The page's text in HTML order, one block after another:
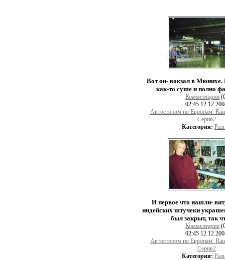
Вот он- вокзал в Мюнихе.
как-то суше и полно
Комментарии
02:45
Автостопом по Европам.
Серия2
Категория:
И первое что нашли-
индейских штучеки
был закрыт, так
Комментарии
02:45
Автостопом по Европам.
Серия2
Категория: